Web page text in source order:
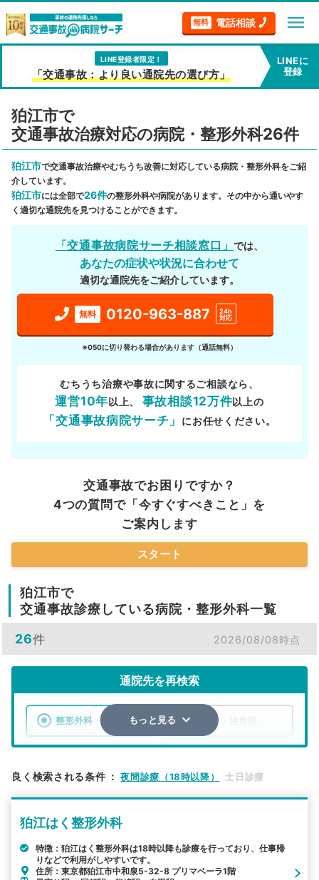
無料 電話相談 menu
LINE登録者限定！
「交通事故：より良い通院先の選び方」
LINEに
登録
狛江市で
交通事故治療対応の病院・整形外科26件
狛江市で交通事故治療やむちうち改善に対応している病院・整形外科をご紹
介しています。
狛江市には全部で26件の整形外科や病院があります。その中から通いやす
く適切な通院先を見つけることができます。
「交通事故病院サーチ相談窓口」では、
あなたの症状や状況に合わせて
適切な通院先をご紹介しています。
無料 0120-963-887
24h
対応
※050に切り替わる場合があります（通話無料）
むちうち治療や事故に関するご相談なら、
運営10年以上、 事故相談12万件以上の
「交通事故病院サーチ」 にお任せください。
交通事故でお困りですか？
4つの質問で「今すぐすべきこと」を
ご案内します
スタート
狛江市で
交通事故診療している病院・整形外科一覧
26件 2026/08/08時点
通院先を再検索
整形外科 整骨院・接骨院
検索する
詳細条件で絞り込む
その他の検索方法
もっと見る
良く検索される条件 ： 夜間診療（18時以降） 土日診療
狛江はく整形外科
特徴：狛江はく整形外科は18時以降も診療を行っており、仕事帰
りなどで利用がしやすいです。
住所：東京都狛江市中和泉5-32-8 プリマベーラ1階